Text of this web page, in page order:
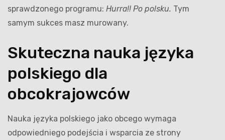
sprawdzonego programu: Hurra!! Po polsku. Tym
samym sukces masz murowany.
Skuteczna nauka języka
polskiego dla
obcokrajowców
Nauka języka polskiego jako obcego wymaga
odpowiedniego podejścia i wsparcia ze strony